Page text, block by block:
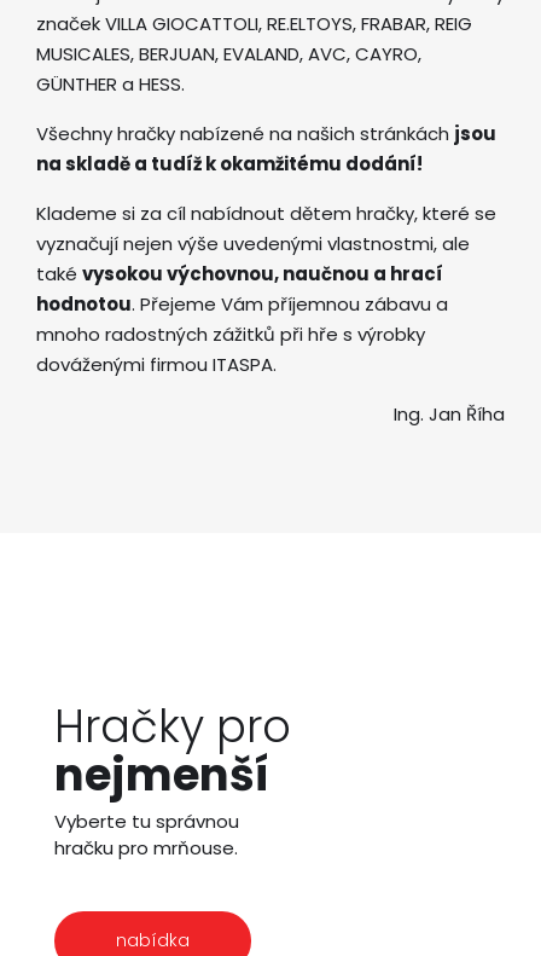
značek VILLA GIOCATTOLI, RE.ELTOYS, FRABAR, REIG
MUSICALES, BERJUAN, EVALAND, AVC, CAYRO,
GÜNTHER a HESS.
Všechny hračky nabízené na našich stránkách jsou
na skladě a tudíž k okamžitému dodání!
Klademe si za cíl nabídnout dětem hračky, které se
vyznačují nejen výše uvedenými vlastnostmi, ale
také vysokou výchovnou, naučnou a hrací
hodnotou. Přejeme Vám příjemnou zábavu a
mnoho radostných zážitků při hře s výrobky
dováženými firmou ITASPA.
Ing. Jan Říha
Hračky pro
nejmenší
Vyberte tu správnou
hračku pro mrňouse.
nabídka